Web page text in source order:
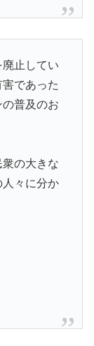
止してい
であった
普及のお
の大きな
々に分か